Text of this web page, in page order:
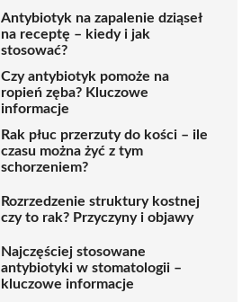
Antybiotyk na zapalenie dziąseł
na receptę – kiedy i jak
stosować?
Czy antybiotyk pomoże na
ropień zęba? Kluczowe
informacje
Rak płuc przerzuty do kości – ile
czasu można żyć z tym
schorzeniem?
Rozrzedzenie struktury kostnej
czy to rak? Przyczyny i objawy
Najczęściej stosowane
antybiotyki w stomatologii –
kluczowe informacje